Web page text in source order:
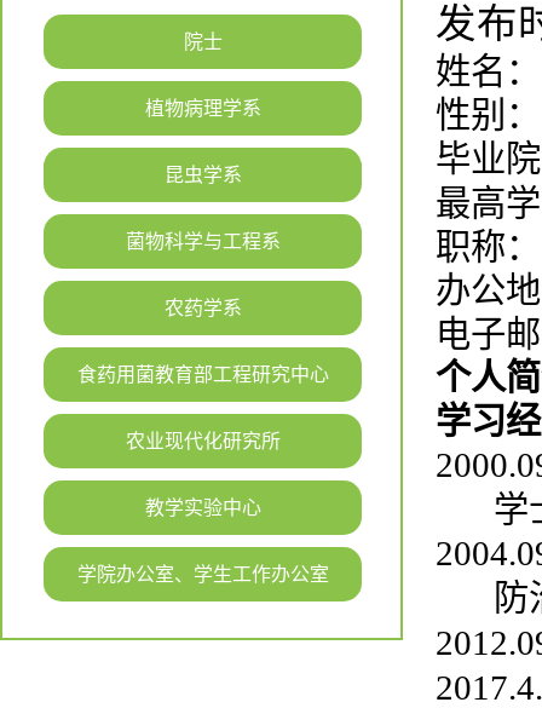
院士
植物病理学系
昆虫学系
菌物科学与工程系
农药学系
食药用菌教育部工程研究中心
农业现代化研究所
教学实验中心
学院办公室、学生工作办公室
发布
姓名
毕业
最高
职称
办公
电子
个人
学习
学
防